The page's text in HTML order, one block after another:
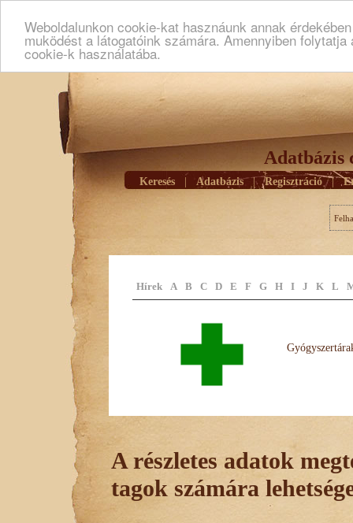
Weboldalunkon cookie-kat hasznáunk annak
muködést a látogatóink számára. Amennyiben
cookie-k használatába.
Adatbázis
Keresés Adatbázis | Regisztráció |
Hírek A B C D E F G H I J K L
A részletes adatok
tagok számára